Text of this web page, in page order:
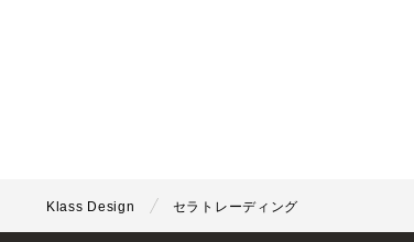
Klass Design セラトレーディング